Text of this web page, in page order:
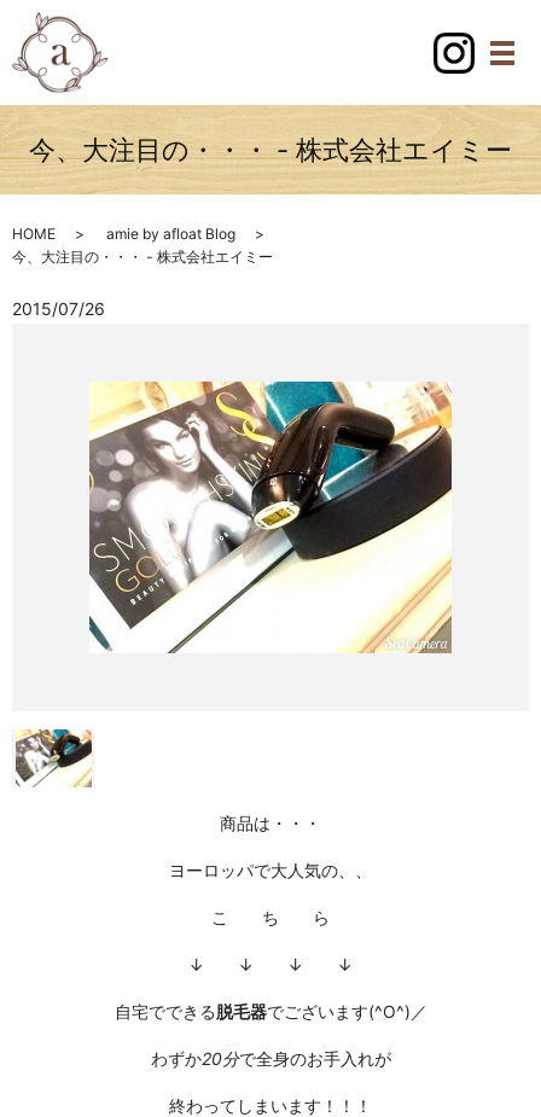
今、大注目の・・・ - 株式会社エイミー
HOME
amie by afloat Blog
今、大注目の・・・ - 株式会社エイミー
2015/07/26
商品は・・・
ヨーロッパで大人気の、、
こ ち ら
↓ ↓ ↓ ↓
自宅でできる脱毛器でございます(^O^)／
わずか20分で全身のお手入れが
終わってしまいます！！！